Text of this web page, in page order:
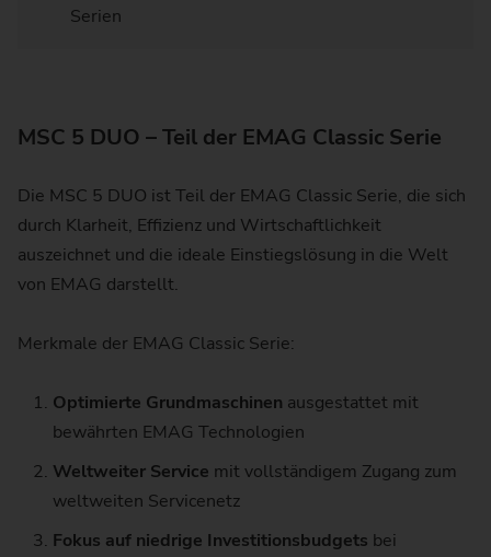
Serien
MSC 5 DUO – Teil der EMAG Classic Serie
Die MSC 5 DUO ist Teil der EMAG Classic Serie, die sich
durch Klarheit, Effizienz und Wirtschaftlichkeit
auszeichnet und die ideale Einstiegslösung in die Welt
von EMAG darstellt.
Merkmale der EMAG Classic Serie:
Optimierte Grundmaschinen ausgestattet mit
bewährten EMAG Technologien
Weltweiter Service mit vollständigem Zugang zum
weltweiten Servicenetz
Fokus auf niedrige Investitionsbudgets bei